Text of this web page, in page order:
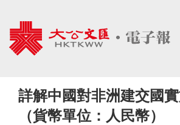
詳解中國對非洲建交國
（貨幣單位：人民幣）